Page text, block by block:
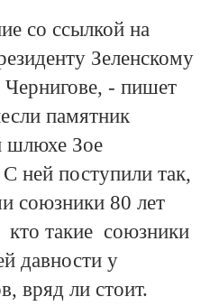
со ссылкой на
Зеленскому
Чернигове, - пишет
памятник
шлюхе Зое
ней поступили так,
союзники 80 лет
кто такие союзники
давности у
вряд ли стоит.